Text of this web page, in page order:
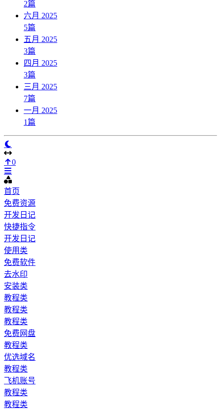
2篇
六月 2025
5篇
五月 2025
3篇
四月 2025
3篇
三月 2025
7篇
一月 2025
1篇
0
首页
免费资源
开发日记
快捷指令
开发日记
使用类
免费软件
去水印
安装类
教程类
教程类
教程类
免费网盘
教程类
优选域名
教程类
飞机账号
教程类
教程类